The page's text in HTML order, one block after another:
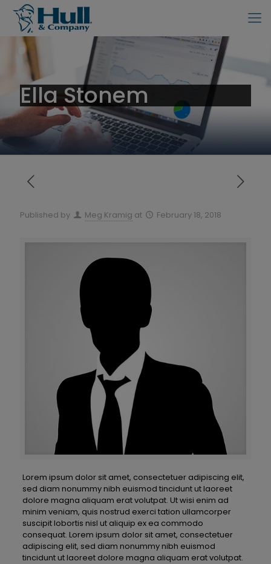
Ella Stonem
Published by Meg Kramig at February 18, 2018
Lorem ipsum dolor sit amet, consectetuer adipiscing elit,
sed diam nonummy nibh euismod tincidunt ut laoreet
dolore magna aliquam erat volutpat. Ut wisi enim ad
minim veniam, quis nostrud exerci tation ullamcorper
suscipit lobortis nisl ut aliquip ex ea commodo
consequat. Lorem ipsum dolor sit amet, consectetuer
adipiscing elit, sed diam nonummy nibh euismod
tincidunt ut laoreet dolore magna aliquam erat volutpat.